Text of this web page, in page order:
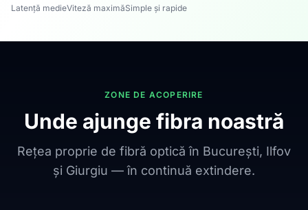
Latență medieViteză maximăSimple și rapide
ZONE DE ACOPERIRE
Unde ajunge fibra noastră
Rețea proprie de fibră optică în București, Ilfov
și Giurgiu — în continuă extindere.